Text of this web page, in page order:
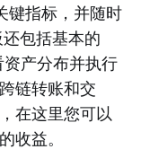
键指标，并随时
包括基本的
产分布并执行
链转账和交
在这里您可以
收益。